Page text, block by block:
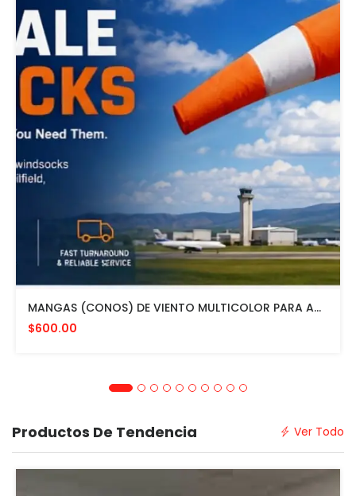
MANGAS (CONOS) DE VIENTO MULTICOLOR PARA AVIACION CON HERRAJE DE MONTAJE A POSTE FAA L807. MADE IN USA. 24" DIAMETRO
$600.00
Productos De Tendencia Ver Todo